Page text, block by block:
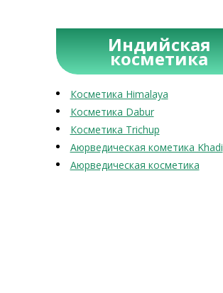
Индийская
косметика
Косметика Himalaya
Косметика Dabur
Косметика Trichup
Аюрведическая кометика Khadi
Аюрведическая косметика